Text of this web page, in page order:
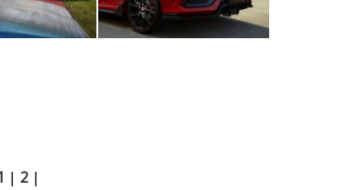
| 2|